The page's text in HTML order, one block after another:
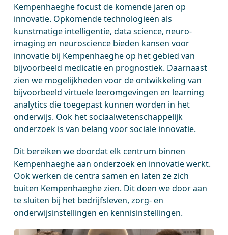
Kempenhaeghe focust de komende jaren op
innovatie. Opkomende technologieën als
kunstmatige intelligentie, data science, neuro-
imaging en neuroscience bieden kansen voor
innovatie bij Kempenhaeghe op het gebied van
bijvoorbeeld medicatie en prognostiek. Daarnaast
zien we mogelijkheden voor de ontwikkeling van
bijvoorbeeld virtuele leeromgevingen en learning
analytics die toegepast kunnen worden in het
onderwijs. Ook het sociaalwetenschappelijk
onderzoek is van belang voor sociale innovatie.
Dit bereiken we doordat elk centrum binnen
Kempenhaeghe aan onderzoek en innovatie werkt.
Ook werken de centra samen en laten ze zich
buiten Kempenhaeghe zien. Dit doen we door aan
te sluiten bij het bedrijfsleven, zorg- en
onderwijsinstellingen en kennisinstellingen.